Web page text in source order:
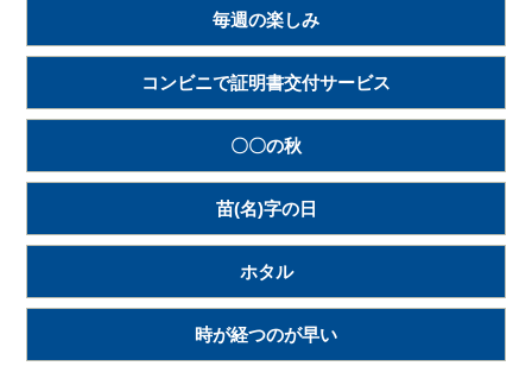
毎週の楽しみ
コンビニで証明書交付サービス
〇〇の秋
苗(名)字の日
ホタル
時が経つのが早い